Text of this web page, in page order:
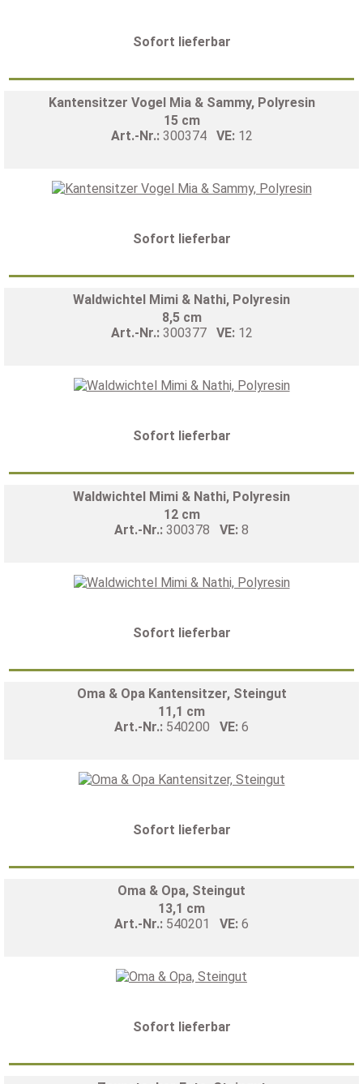
Sofort lieferbar
Kantensitzer Vogel Mia & Sammy, Polyresin
15 cm
Art.-Nr.: 300374 VE: 12
Sofort lieferbar
Waldwichtel Mimi & Nathi, Polyresin
8,5 cm
Art.-Nr.: 300377 VE: 12
Sofort lieferbar
Waldwichtel Mimi & Nathi, Polyresin
12 cm
Art.-Nr.: 300378 VE: 8
Sofort lieferbar
Oma & Opa Kantensitzer, Steingut
11,1 cm
Art.-Nr.: 540200 VE: 6
Sofort lieferbar
Oma & Opa, Steingut
13,1 cm
Art.-Nr.: 540201 VE: 6
Sofort lieferbar